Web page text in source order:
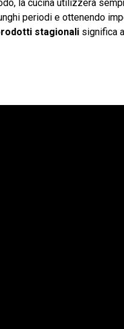
la cucina utilizzerà
periodi e ottenendo
stagionali significa